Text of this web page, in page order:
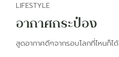
LIFESTYLE
อากาศกระป๋อง
สูดอากาศดีๆจากรอบโลกที่ไหนก็ได้